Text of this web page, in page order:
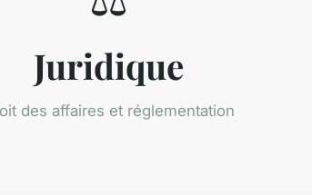
Juridique
des affaires et réglementation